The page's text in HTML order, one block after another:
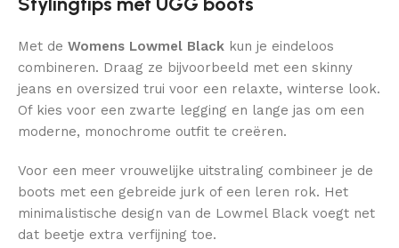
Met de Womens Lowmel Black kun je eindeloos
combineren. Draag ze bijvoorbeeld met een skinny
jeans en oversized trui voor een relaxte, winterse look.
Of kies voor een zwarte legging en lange jas om een
moderne, monochrome outfit te creëren.
Voor een meer vrouwelijke uitstraling combineer je de
boots met een gebreide jurk of een leren rok. Het
minimalistische design van de Lowmel Black voegt net
dat beetje extra verfijning toe.